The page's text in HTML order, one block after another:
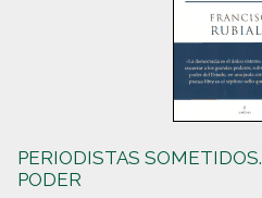
PERIODISTAS
PODER